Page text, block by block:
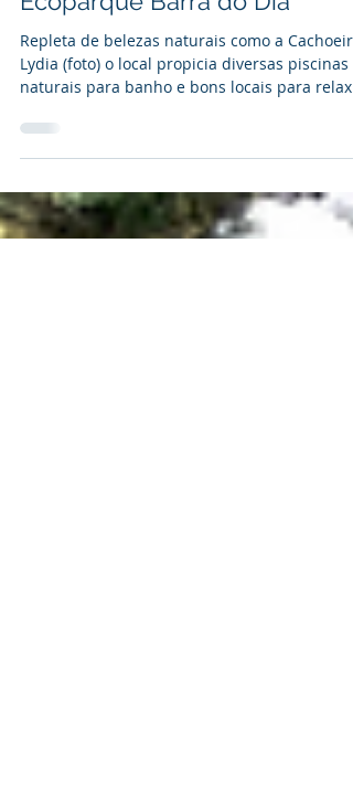
Ávila
12 de jan. de 2021
1 min de leitura
Ecoparque Barra do Dia
Repleta de belezas naturais como a Cachoeira
naturais para banho e bons locais para